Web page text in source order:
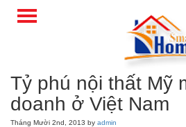
Tỷ phú nội thất Mỹ
doanh ở Việt Nam
Tháng Mười 2nd, 2013 by admin